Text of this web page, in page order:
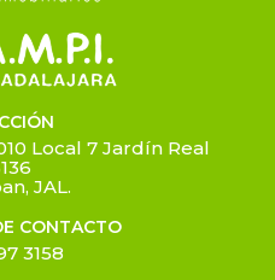
Local 7 Jardín Real
JAL.
CONTACTO
3158